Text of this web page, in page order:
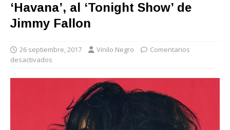
‘Havana’, al ‘Tonight Show’ de
Jimmy Fallon
26 septiembre, 2017 Vinilo Negro
Comentarios
desactivados